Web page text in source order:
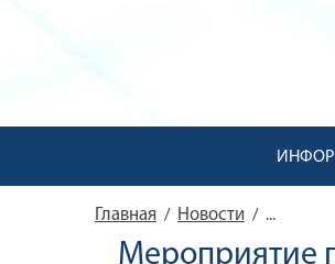
Главная / Новости / ...
Мероприятие